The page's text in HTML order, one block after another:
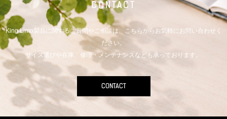
CONTACT
King Limo製品に関するご質問やご相談は、こちらからお気軽にお問い合わせく
ださい。
サイズ選びや在庫、修理・メンテナンスなども承っております。
CONTACT